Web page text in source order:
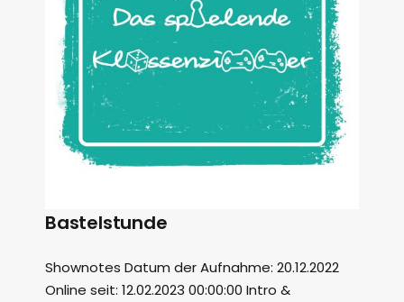
Bastelstunde
Shownotes Datum der Aufnahme: 20.12.2022
Online seit: 12.02.2023 00:00:00 Intro &